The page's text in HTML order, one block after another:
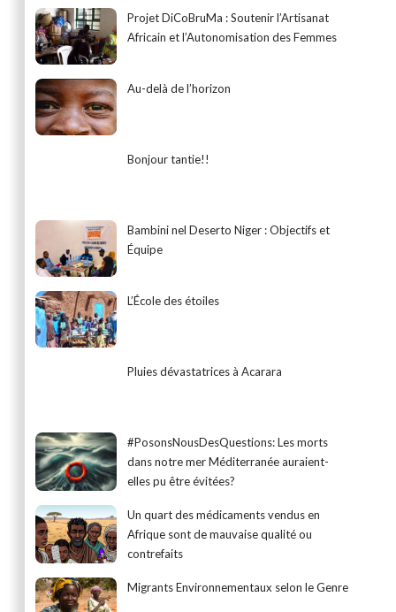
Projet DiCoBruMa : Soutenir l’Artisanat
Africain et l’Autonomisation des Femmes
Au-delà de l’horizon
Bonjour tantie!!
Bambini nel Deserto Niger : Objectifs et
Équipe
L’École des étoiles
Pluies dévastatrices à Acarara
#PosonsNousDesQuestions: Les morts
dans notre mer Méditerranée auraient-
elles pu être évitées?
Un quart des médicaments vendus en
Afrique sont de mauvaise qualité ou
contrefaits
Migrants Environnementaux selon le Genre